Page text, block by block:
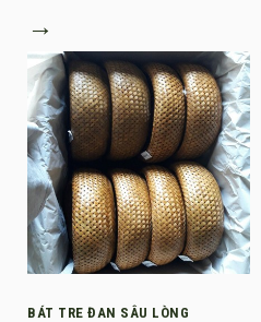
→
BÁT TRE ĐAN SÂU LÒNG